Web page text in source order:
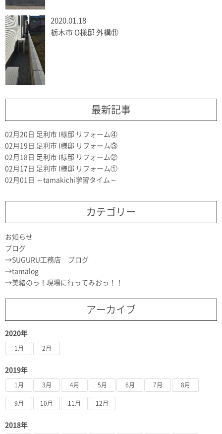
2020.01.18
栃木市 O様邸 外構⑪
最新記事
02月20日 足利市 I様邸 リフォーム④
02月19日 足利市 I様邸 リフォーム③
02月18日 足利市 I様邸 リフォーム②
02月17日 足利市 I様邸 リフォーム①
02月01日
～tamakichi学習タイム～
カテゴリー
お知らせ
ブログ
SUGURU工務店 ブログ
tamalog
美緒のっ！現場に行ってみおっ！！
アーカイブ
2020年
1月 2月
2019年
1月 3月 4月 5月 6月 7月 8月
9月 10月 11月 12月
2018年